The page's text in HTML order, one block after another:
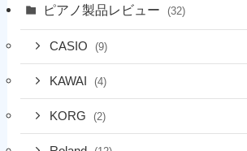
ピアノ製品レビュー (32)
CASIO (9)
KAWAI (4)
KORG (2)